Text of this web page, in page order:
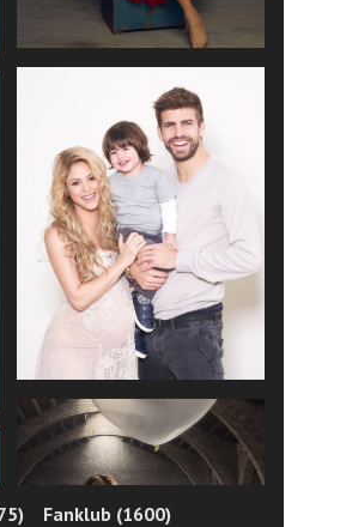
Fanklub (1600)